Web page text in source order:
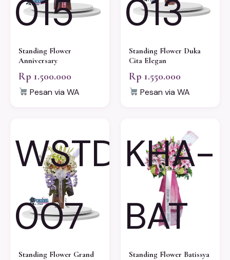
015
Standing Flower
Anniversary
Rp 1.500.000
Pesan via WA
013
Standing Flower Duka
Cita Elegan
Rp 1.550.000
Pesan via WA
WSTD-
007
Standing Flower Grand
KHA-
BAT
Standing Flower Batissya